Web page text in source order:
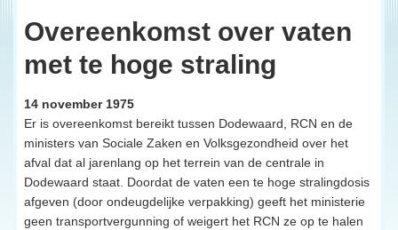
Overeenkomst over vaten
met te hoge straling
14 november 1975
Er is overeenkomst bereikt tussen Dodewaard, RCN en de
ministers van Sociale Zaken en Volksgezondheid over het
afval dat al jarenlang op het terrein van de centrale in
Dodewaard staat. Doordat de vaten een te hoge stralingdosis
afgeven (door ondeugdelijke verpakking) geeft het ministerie
geen transportvergunning of weigert het RCN ze op te halen